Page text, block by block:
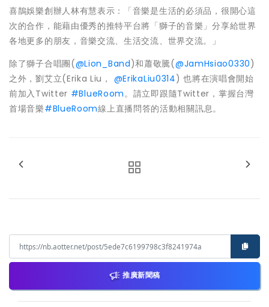
喜鵲娛樂創辦人林有慧表示：「音樂是生活的必須品，很開心這
次的合作，能藉由優秀的推特平台將「獅子的音樂」分享給世界
各地更多的朋友，音樂交流、生活交流、世界交流。」
除了獅子合唱團(@Lion_Band)和蕭敬騰(@JamHsiao0330)
之外，劉艾立(Erika Liu， @ErikaLiu0314)也將在演唱會開始
前加入Twitter #BlueRoom。請立即跟隨Twitter，掌握台灣
首場音樂#BlueRoom線上直播問答的活動相關訊息。
推廣新聞稿